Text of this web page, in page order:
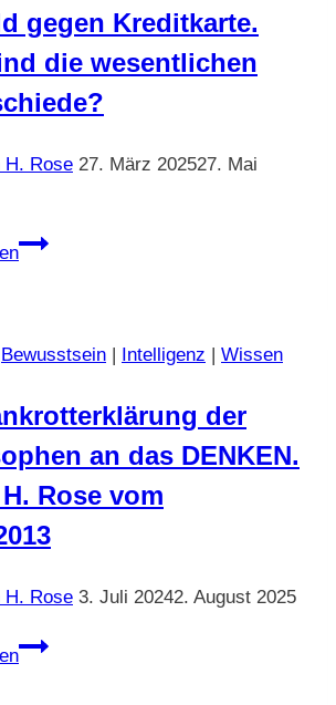
Ulrich
H.
Rose
vom
gegen Kreditkarte.
die wesentlichen
H. Rose 27. März 202527. Mai
Bargeld
sind
wesentlichen
Unterschiede?
Bewusstsein Intelligenz Wissen
der
an das DENKEN.
Rose vom
H. Rose 3. Juli 20242. August 2025
Die